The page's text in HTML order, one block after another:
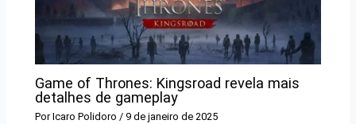
Game of Thrones: Kingsroad revela mais
detalhes de gameplay
PorIcaro Polidoro /9 de janeiro de 2025